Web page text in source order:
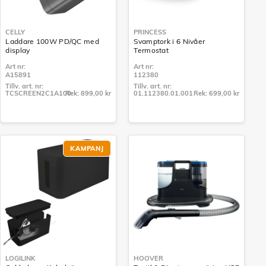
CELLY
Laddare 100W PD/QC med
display
Art nr:
A15891
Tillv. art. nr:
TCSCREEN2C1A100Rek: 899,00 kr
PRINCESS
Svamptork i 6 Nivåer
Termostat
Art nr:
112380
Tillv. art. nr:
01.112380.01.001 Rek: 699,00 kr
KAMPANJ
LOGILINK HOOVER